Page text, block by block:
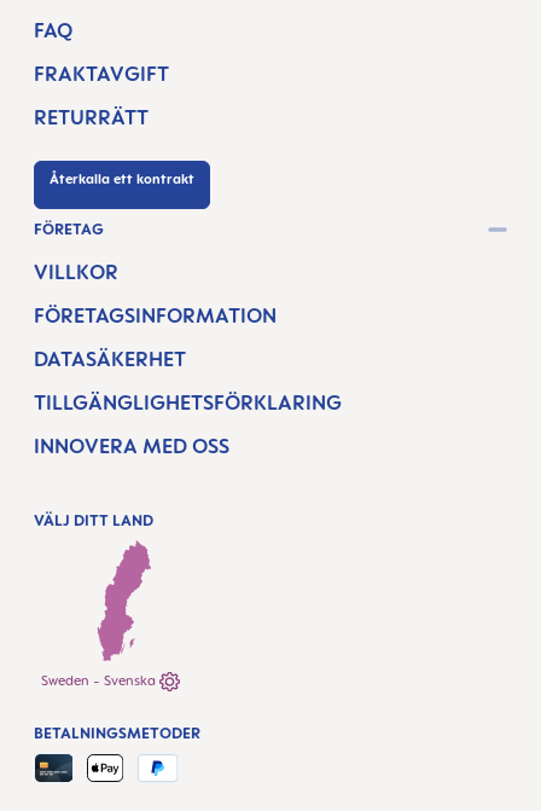
FAQ
FRAKTAVGIFT
RETURRÄTT
Återkalla ett kontrakt
FÖRETAG
VILLKOR
FÖRETAGSINFORMATION
DATASÄKERHET
TILLGÄNGLIGHETSFÖRKLARING
INNOVERA MED OSS
VÄLJ DITT LAND
Sweden - Svenska
BETALNINGSMETODER